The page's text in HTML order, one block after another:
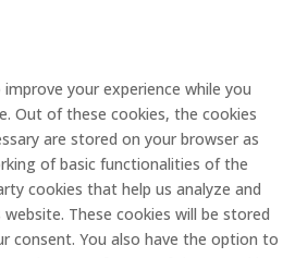
your experience while you
Out of these cookies, the cookies
are stored on your browser as
of basic functionalities of the
cookies that help us analyze and
These cookies will be stored
consent. You also have the option to